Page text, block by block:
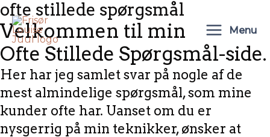
Gå
til
indholdet
Menu
Menu
ofte stillede spørgsmål
Velkommen til min
Ofte Stillede Spørgsmål-side.
Her har jeg samlet svar på nogle af de
mest almindelige spørgsmål, som mine
kunder ofte har. Uanset om du er
nysgerrig på min teknikker, ønsker at